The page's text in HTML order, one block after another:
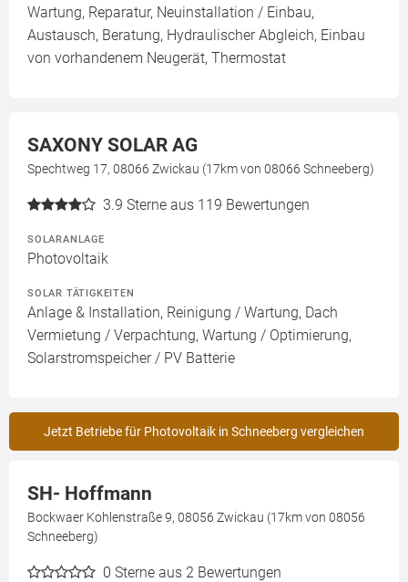
Wartung, Reparatur, Neuinstallation / Einbau,
Austausch, Beratung, Hydraulischer Abgleich, Einbau
von vorhandenem Neugerät, Thermostat
SAXONY SOLAR AG
Spechtweg 17, 08066 Zwickau (17km von 08066 Schneeberg)
3.9 Sterne aus 119 Bewertungen
SOLARANLAGE
Photovoltaik
SOLAR TÄTIGKEITEN
Anlage & Installation, Reinigung / Wartung, Dach
Vermietung / Verpachtung, Wartung / Optimierung,
Solarstromspeicher / PV Batterie
Jetzt Betriebe für Photovoltaik in Schneeberg vergleichen
SH- Hoffmann
Bockwaer Kohlenstraße 9, 08056 Zwickau (17km von 08056
Schneeberg)
0 Sterne aus 2 Bewertungen